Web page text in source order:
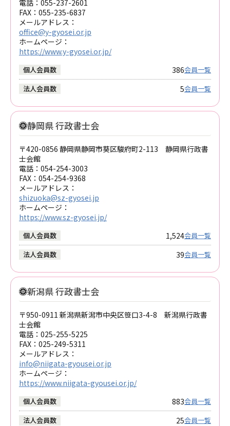
電話： 055-237-2601
FAX： 055-235-6837
メールアドレス：
office@y-gyosei.or.jp
ホームページ：
https://www.y-gyosei.or.jp/
個人会員数 386会員一覧
法人会員数
5会員一覧
静岡県 行政書士会
〒420-0856 静岡県静岡市葵区駿府町2-113 静岡県行政書
士会館
電話： 054-254-3003
FAX： 054-254-9368
メールアドレス：
shizuoka@sz-gyosei.jp
ホームページ：
https://www.sz-gyosei.jp/
個人会員数 1,524会員一覧
法人会員数
39会員一覧
新潟県 行政書士会
〒950-0911 新潟県新潟市中央区笹口3-4-8 新潟県行政書
士会館
電話： 025-255-5225
FAX： 025-249-5311
メールアドレス：
info@niigata-gyousei.or.jp
ホームページ：
https://www.niigata-gyousei.or.jp/
個人会員数 883会員一覧
法人会員数
25会員一覧